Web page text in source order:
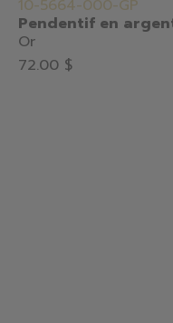
10-5664-000-GP
Pendentif en
Or
72.00 $